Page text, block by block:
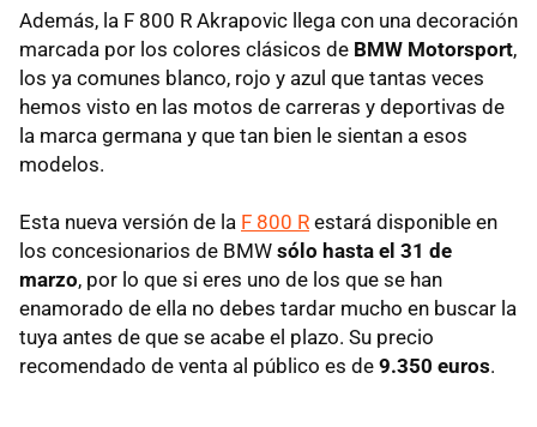
Además, la F 800 R Akrapovic llega con una decoración
marcada por los colores clásicos de BMW Motorsport,
los ya comunes blanco, rojo y azul que tantas veces
hemos visto en las motos de carreras y deportivas de
la marca germana y que tan bien le sientan a esos
modelos.
Esta nueva versión de la F 800 R estará disponible en
los concesionarios de BMW sólo hasta el 31 de
marzo, por lo que si eres uno de los que se han
enamorado de ella no debes tardar mucho en buscar la
tuya antes de que se acabe el plazo. Su precio
recomendado de venta al público es de 9.350 euros.